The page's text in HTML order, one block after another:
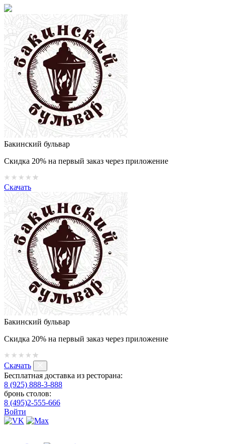
Бакинский бульвар
Скидка 20% на первый заказ через приложение
Скачать
Бакинский бульвар
Скидка 20% на первый заказ через приложение
Скачать
Бесплатная доставка из ресторана:
8 (925) 888-3-888
бронь столов:
8 (495)2-555-666
Войти